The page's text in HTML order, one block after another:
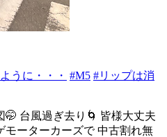
うに・・・ #M5 #リップは消
台風過ぎ去り🌀 皆様大丈夫
モーターカーズで 中古割れ無